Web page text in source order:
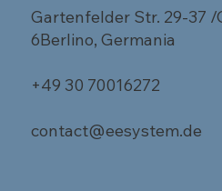
Gartenfelder Str. 29-37 /
6Berlino, Germania
+49 30 70016272
contact@eesystem.de